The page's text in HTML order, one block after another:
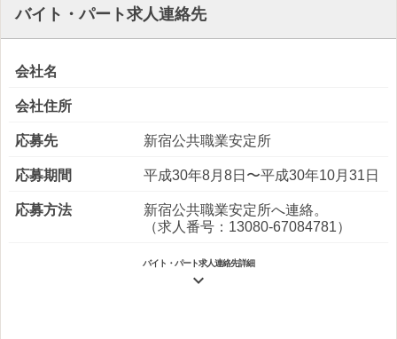
バイト・パート求人連絡先
会社名
会社住所
応募先 新宿公共職業安定所
応募期間 平成30年8月8日〜平成30年10月31日
応募方法
新宿公共職業安定所へ連絡。
（求人番号：13080-67084781）
バイト・パート求人連絡先詳細
